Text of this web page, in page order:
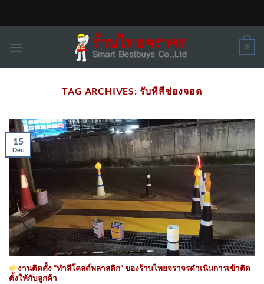
0
TAG ARCHIVES: รับทีสีช่องจอด
งานติดตั้ง “ทำสีโคลด์พลาสติก” ของร้านไทยจราจรดำเนินการเข้าติด
ตั้ง​ให้กับลูกค้า
15
Dec